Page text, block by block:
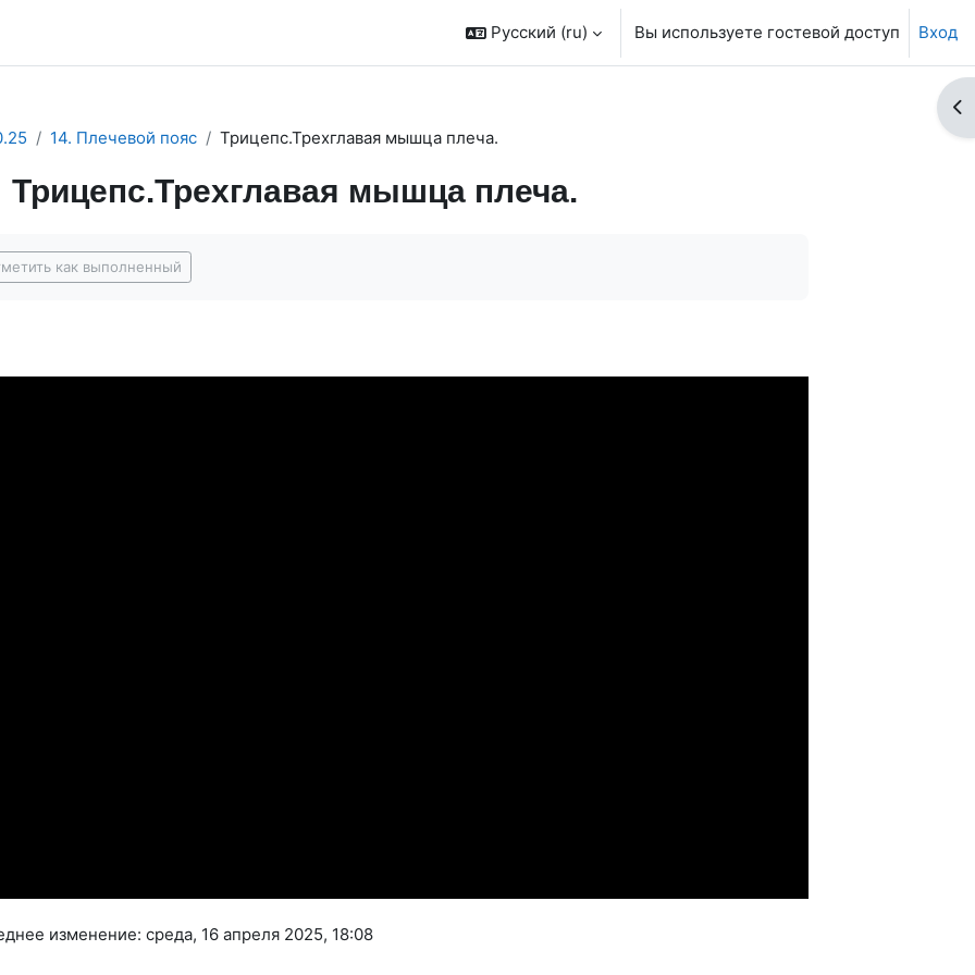
Русский ‎(ru)‎ Вы используете гостевой доступ Вход
14. Плечевой пояс Трицепс.Трехглавая мышца плеча.
Трицепс.Трехглавая мышца плеча.
как выполненный
изменение: среда, 16 апреля 2025, 18:08